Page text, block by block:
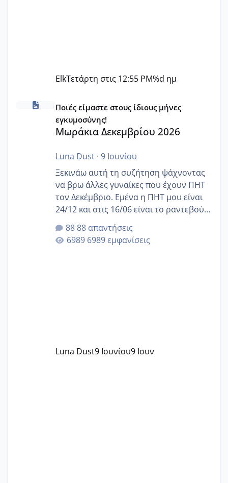
ElkΤετάρτη στις 12:55 PM%d ημ
Μωράκια Δεκεμβρίου 2026
Ποιές είμαστε στους ίδιους μήνες
εγκυμοσύνης!
Μωράκια Δεκεμβρίου 2026
Luna Dust· 9 Ιουνίου
Ξεκινάω αυτή τη συζήτηση ψάχνοντας
να βρω άλλες γυναίκες που έχουν ΠΗΤ
τον Δεκέμβριο. Εμένα η ΠΗΤ μου είναι
24/12 και στις 16/06 είναι το ραντεβού
της αυχενικής διαφάνειας. Έχω αρκετό
άγχος και οι μέρες δεν φαίνεται να
περνάνε με τίποτα.
88 απαντήσεις
6989 εμφανίσεις
Luna Dust9 Ιουνίου9 Ιουν